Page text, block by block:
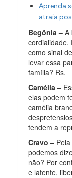
Aprenda
atraia
Begônia – A
cordialidade.
como sinal
levar essa
família? Rs.
Camélia –
elas podem
camélia
tendem a
Cravo –
podemos
não? Por
e latente,